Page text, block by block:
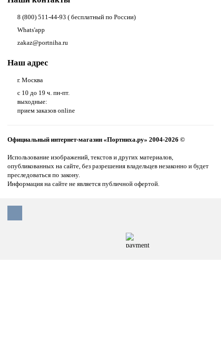
8 (800) 511-44-93 ( бесплатный по России)
Whats'app
zakaz@portniha.ru
Наш адрес
г. Москва
с 10 до 19 ч. пн-пт.
выходные:
прием заказов online
Официальный интернет-магазин «Портниха.ру» 2004-2026 ©
Использование изображений, текстов и других материалов,
опубликованных на сайте, без разрешения владельцев незаконно и будет
преследоваться по закону.
Информация на сайте не является публичной офертой.